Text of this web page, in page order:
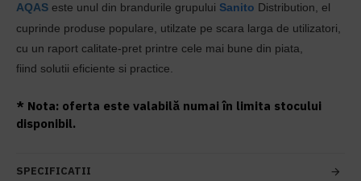
AQAS este unul din brandurile grupului Sanito Distribution, el
cuprinde produse populare, utilzate pe scara larga de utilizatori,
cu un raport calitate-pret printre cele mai bune din piata,
fiind solutii eficiente si practice.
* Nota: oferta este valabilă numai în limita stocului
disponibil.
SPECIFICATII